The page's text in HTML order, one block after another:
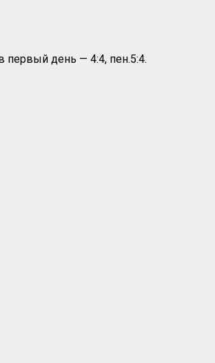
день — 4:4, пен.5:4.